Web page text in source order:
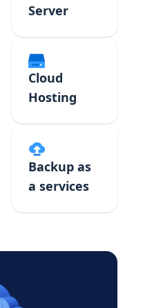
Server
Cloud
Hosting
Backup as
a services